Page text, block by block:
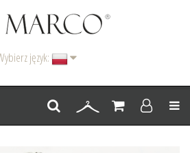
język:
Menu